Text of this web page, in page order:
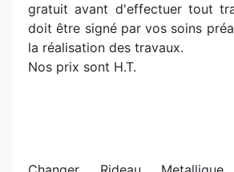
gratuit avant d'effectuer tout
doit être signé par vos soins
la réalisation des travaux.
Nos prix sont H.T.